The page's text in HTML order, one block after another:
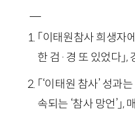
―
「이태원참사 희생자
한 검·경 또 있었다」
「‘이태원 참사’ 성
속되는 ‘참사 망언’」